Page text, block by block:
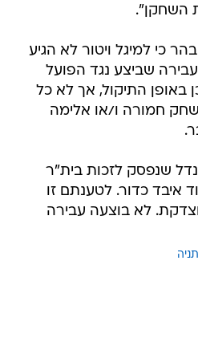
השחקן".
כי למיגל ויטור לא הגיע
שביצע נגד הפועל
באופן התיקול, אך לא כל
חמורה ו/או אלימה
שנפסק לזכות בית"ר
איבד כדור. לטענתם זו
לא בוצעה עבירה